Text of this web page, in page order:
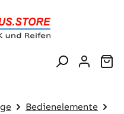
Bedienelemente